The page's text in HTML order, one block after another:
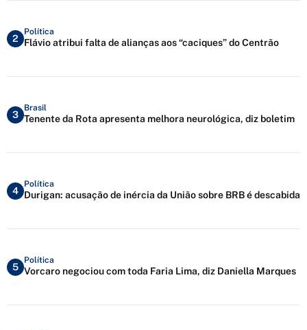
2
Política
Flávio atribui falta de alianças aos “caciques” do Centrão
3
Brasil
Tenente da Rota apresenta melhora neurológica, diz boletim
4
Política
Durigan: acusação de inércia da União sobre BRB é descabida
5
Política
Vorcaro negociou com toda Faria Lima, diz Daniella Marques